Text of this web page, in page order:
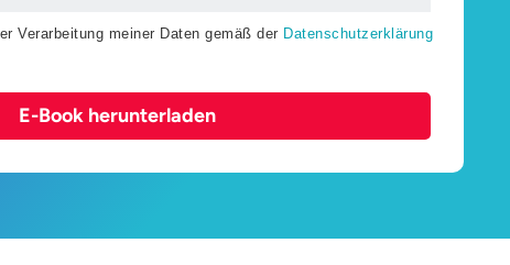
Verarbeitung meiner Daten gemäß der Datenschutzerklärung
E-Book herunterladen